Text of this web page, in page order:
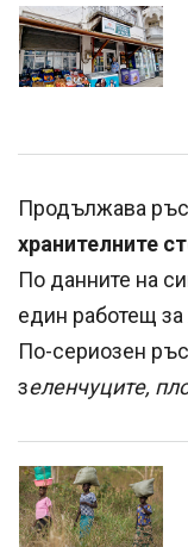
Продължава
хранителните
По данните на
един работещ
По-сериозен
зеленчуците,